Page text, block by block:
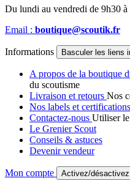
Du lundi au vendredi de 9h30 à
Email : boutique@scoutik.fr
Informations Basculer les liens
A propos de la boutique
du scoutisme
Livraison et retours Nos
Nos labels et certifications
Contactez-nous Utiliser
Le Grenier Scout
Conseils & astuces
Devenir vendeur
Mon compte Activez/